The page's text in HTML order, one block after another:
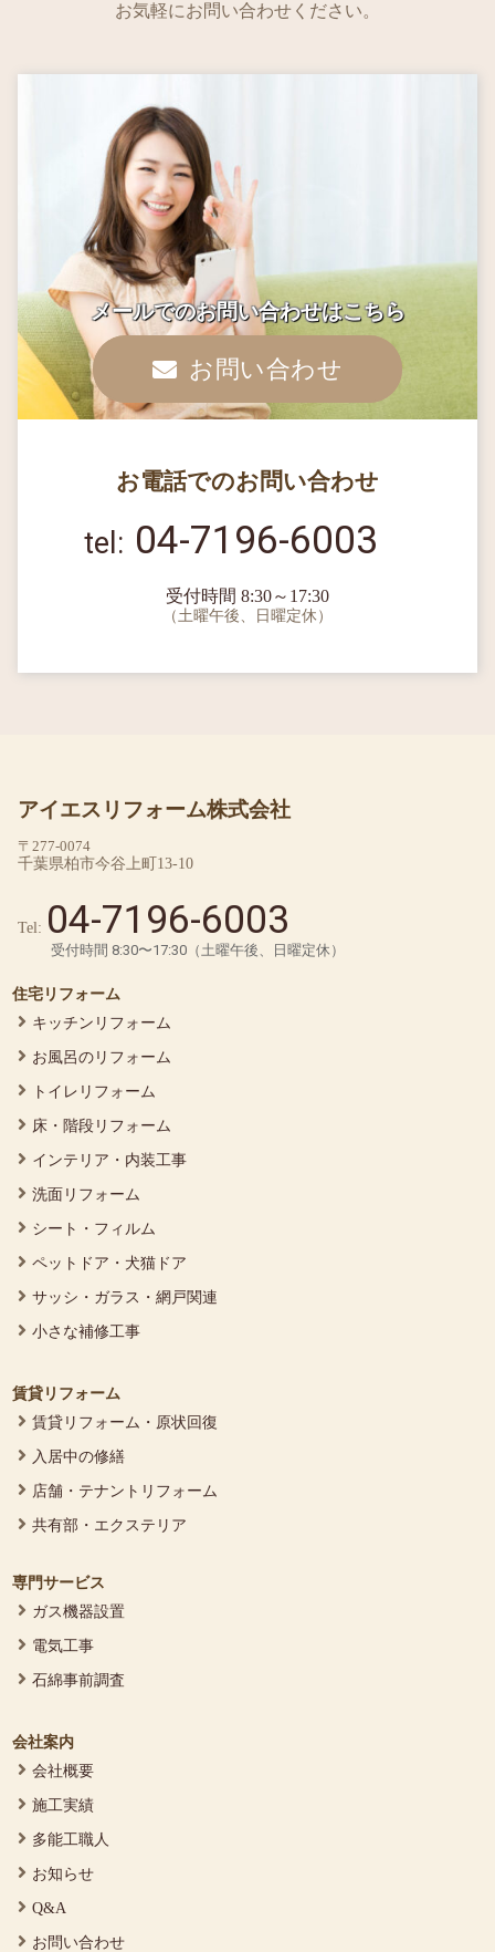
お気軽にお問い合わせください。
メールでのお問い合わせはこちら
お問い合わせ
お電話でのお問い合わせ
04-7196-6003
受付時間 8:30～17:30
（土曜午後、日曜定休）
アイエスリフォーム株式会社
〒277-0074
千葉県柏市今谷上町13-10
Tel: 04-7196-6003
受付時間 8:30〜17:30（土曜午後、日曜定休）
住宅リフォーム
キッチンリフォーム
お風呂のリフォーム
トイレリフォーム
床・階段リフォーム
インテリア・内装工事
洗面リフォーム
シート・フィルム
ペットドア・犬猫ドア
サッシ・ガラス・網戸関連
小さな補修工事
賃貸リフォーム
賃貸リフォーム・原状回復
入居中の修繕
店舗・テナントリフォーム
共有部・エクステリア
専門サービス
ガス機器設置
電気工事
石綿事前調査
会社案内
会社概要
施工実績
多能工職人
お知らせ
Q&A
お問い合わせ